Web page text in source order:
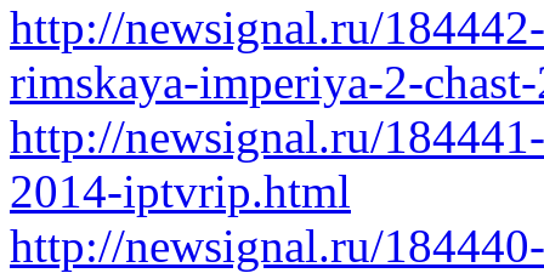
http://newsignal.ru/
rimskaya-imperiya-2-
http://newsignal.ru/
2014-iptvrip.html
http://newsignal.ru/